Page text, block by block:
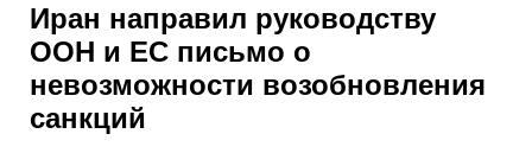
Иран направил руководству
ООН и ЕС письмо о
невозможности возобновления
санкций